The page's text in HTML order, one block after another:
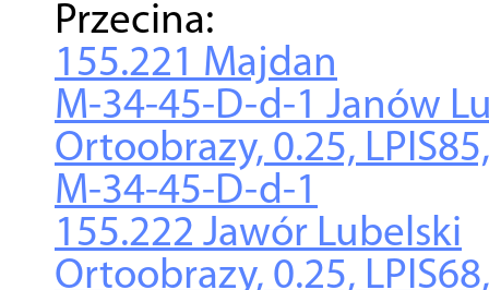
Przecina:
155.221 Majdan
M-34-45-D-d-1 Janów
Ortoobrazy, 0.25,
M-34-45-D-d-1
155.222 Jawór Lubelski
Ortoobrazy, 0.25,